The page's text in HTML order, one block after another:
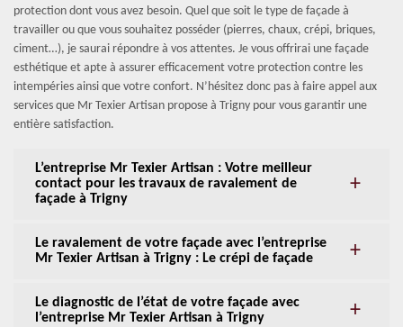
protection dont vous avez besoin. Quel que soit le type de façade à
travailler ou que vous souhaitez posséder (pierres, chaux, crépi, briques,
ciment…), je saurai répondre à vos attentes. Je vous offrirai une façade
esthétique et apte à assurer efficacement votre protection contre les
intempéries ainsi que votre confort. N’hésitez donc pas à faire appel aux
services que Mr Texier Artisan propose à Trigny pour vous garantir une
entière satisfaction.
L’entreprise Mr Texier Artisan : Votre meilleur
contact pour les travaux de ravalement de
façade à Trigny
Le ravalement de votre façade avec l’entreprise
Mr Texier Artisan à Trigny : Le crépi de façade
Le diagnostic de l’état de votre façade avec
l’entreprise Mr Texier Artisan à Trigny